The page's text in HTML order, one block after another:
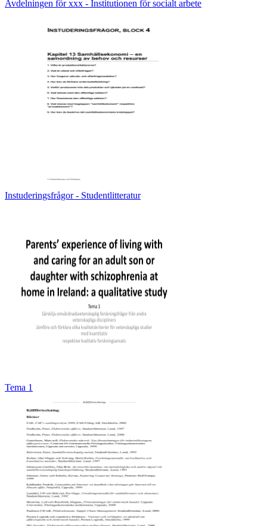
Avdelningen för xxx - Institutionen för socialt arbete
Instuderingsfrågor - Studentlitteratur
Tema 1